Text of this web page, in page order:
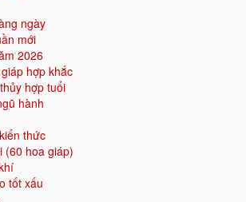
ngày
mới
2026
hợp khắc
hợp tuổi
hành
thức
(60 hoa giáp)
tốt xấu
Bính Tuất
Tuất - Con Chó
Ốc Thượng Thổ
⛰️
Vàng đất